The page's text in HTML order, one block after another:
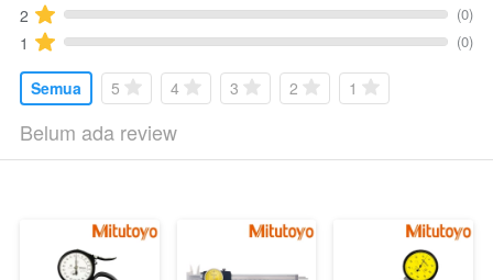
2 (0)
1 (0)
Semua 5 4 3 2 1
Belum ada review